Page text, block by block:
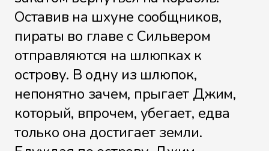
Оставив на шхуне сообщников,
пираты во главе с Сильвером
отправляются на шлюпках к
острову. В одну из шлюпок,
непонятно зачем, прыгает Джим,
который, впрочем, убегает, едва
только она достигает земли.